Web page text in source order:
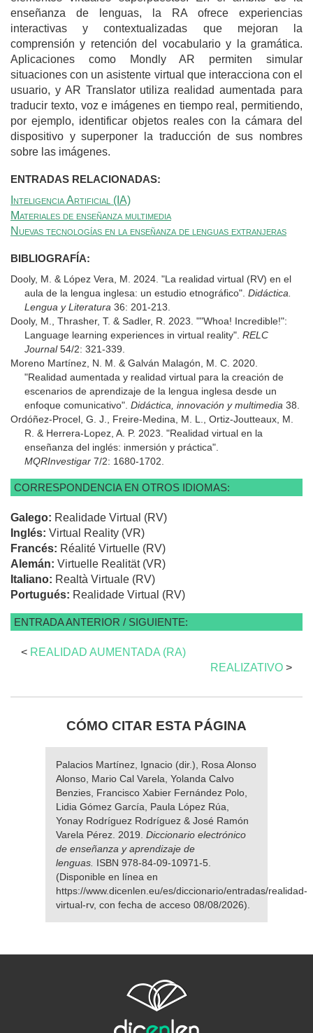
enseñanza de lenguas, la RA ofrece experiencias
interactivas y contextualizadas que mejoran la
comprensión y retención del vocabulario y la gramática.
Aplicaciones como Mondly AR permiten simular
situaciones con un asistente virtual que interacciona con el
usuario, y AR Translator utiliza realidad aumentada para
traducir texto, voz e imágenes en tiempo real, permitiendo,
por ejemplo, identificar objetos reales con la cámara del
dispositivo y superponer la traducción de sus nombres
sobre las imágenes.
ENTRADAS RELACIONADAS:
Inteligencia Artificial (IA)
Materiales de enseñanza multimedia
Nuevas tecnologías en la enseñanza de lenguas extranjeras
BIBLIOGRAFÍA:
Dooly, M. & López Vera, M. 2024. "La realidad virtual (RV) en el
aula de la lengua inglesa: un estudio etnográfico". Didáctica.
Lengua y Literatura 36: 201-213.
Dooly, M., Thrasher, T. & Sadler, R. 2023. ""Whoa! Incredible!":
Language learning experiences in virtual reality". RELC
Journal54/2: 321-339.
Moreno Martínez, N. M. & Galván Malagón, M. C. 2020.
"Realidad aumentada y realidad virtual para la creación de
escenarios de aprendizaje de la lengua inglesa desde un
enfoque comunicativo". Didáctica, innovación y multimedia 38.
Ordóñez-Procel, G. J., Freire-Medina, M. L., Ortiz-Joutteaux, M.
R. & Herrera-Lopez, A. P. 2023. "Realidad virtual en la
enseñanza del inglés: inmersión y práctica".
MQRInvestigar 7/2: 1680-1702.
CORRESPONDENCIA EN OTROS IDIOMAS:
Galego: Realidade Virtual (RV)
Inglés: Virtual Reality (VR)
Francés: Réalité Virtuelle (RV)
Alemán: Virtuelle Realität (VR)
Italiano: Realtà Virtuale (RV)
Portugués: Realidade Virtual (RV)
ENTRADA ANTERIOR / SIGUIENTE:
< REALIDAD AUMENTADA (RA)
REALIZATIVO >
CÓMO CITAR ESTA PÁGINA
Palacios Martínez, Ignacio (dir.), Rosa Alonso
Alonso, Mario Cal Varela, Yolanda Calvo
Benzies, Francisco Xabier Fernández Polo,
Lidia Gómez García, Paula López Rúa,
Yonay Rodríguez Rodríguez & José Ramón
Varela Pérez. 2019. Diccionario electrónico
de enseñanza y aprendizaje de
lenguas. ISBN 978-84-09-10971-5.
(Disponible en línea en
https://www.dicenlen.eu/es/diccionario/entradas/realidad-
virtual-rv, con fecha de acceso 08/08/2026).